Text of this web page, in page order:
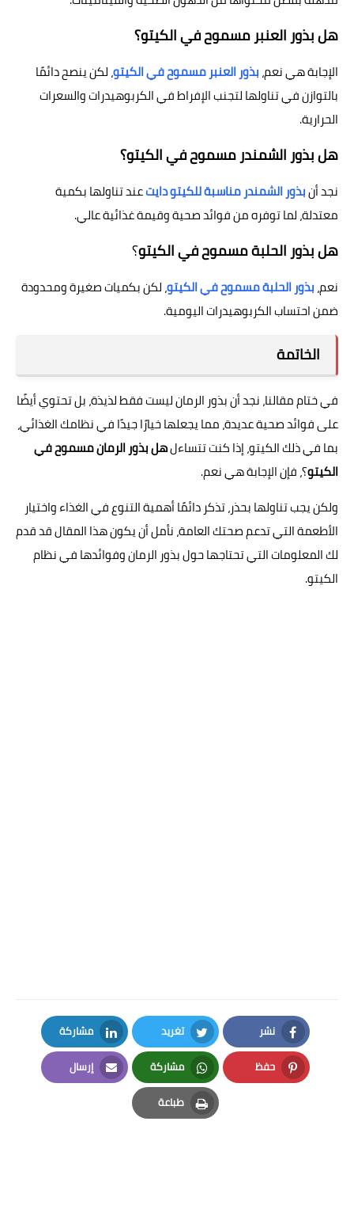
هل بذور العنبر مسموح في الكيتو؟
الإجابة هي نعم،بذور العنبر مسموح في الكيتو، لكن ينصح دائمًا
بالتوازن في تناولها لتجنب الإفراط في الكربوهيدرات والسعرات
الحرارية.
هل بذور الشمندر مسموح في الكيتو؟
نجد أنبذور الشمندر مناسبة للكيتو دايتعند تناولها بكمية
معتدلة، لما توفره من فوائد صحية وقيمة غذائية عالي.
هل بذور الحلبة مسموح في الكيتو؟
نعم،بذور الحلبة مسموح في الكيتو، لكن بكميات صغيرة ومحدودة
ضمن احتساب الكربوهيدرات اليومية.
الخاتمة
في ختام مقالنا، نجد أن بذور الرمان ليست فقط لذيذة، بل تحتوي أيضًا
على فوائد صحية عديدة، مما يجعلها خيارًا جيدًا في نظامك الغذائي،
بما في ذلك الكيتو، إذا كنت تتساءلهل بذور الرمان مسموح في
الكيتو؟، فإن الإجابة هي نعم.
ولكن يجب تناولها بحذر، تذكر دائمًا أهمية التنوع في الغذاء واختيار
الأطعمة التي تدعم صحتك العامة، نأمل أن يكون هذا المقال قد قدم
لك المعلومات التي تحتاجها حول بذور الرمان وفوائدها في نظام
الكيتو.
نشر
Facebook
تغريد
Twitter
مشاركة
LinkedIn
حفظ
Pinterest
مشاركة
Whatsapp
إرسال
Email
طباعة
Print